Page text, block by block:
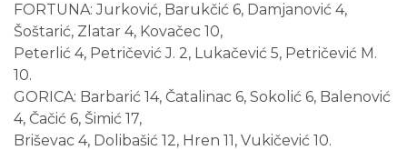
FORTUNA: Jurković, Barukčić 6, Damjanović 4,
Šoštarić, Zlatar 4, Kovačec 10,
Peterlić 4, Petričević J. 2, Lukačević 5, Petričević M.
10.
GORICA: Barbarić 14, Čatalinac 6, Sokolić 6, Balenović
4, Čačić 6, Šimić 17,
Briševac 4, Dolibašić 12, Hren 11, Vukičević 10.